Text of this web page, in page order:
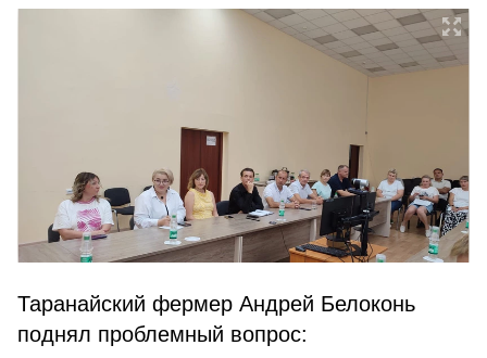
Таранайский фермер Андрей Белоконь
поднял проблемный вопрос: